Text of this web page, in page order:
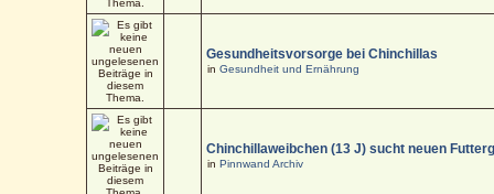
Gesundheitsvorsorge bei Chinchillas
inGesundheit und Ernährung
Chinchillaweibchen (13 J) sucht neuen
inPinnwand Archiv